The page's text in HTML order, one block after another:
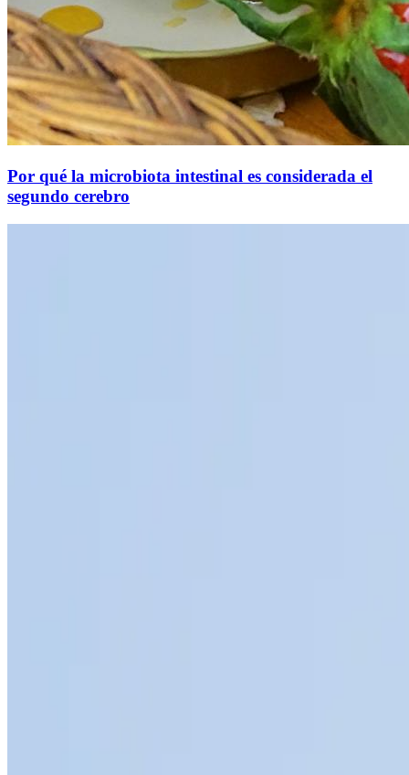
Por qué la microbiota intestinal es considerada el
segundo cerebro